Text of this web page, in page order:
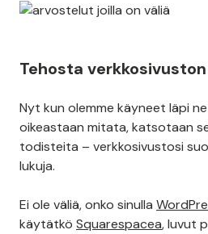
Tehosta
Nyt kun olemme käyneet läpi
oikeastaan mitata, katsotaan
todisteita – verkkosivustosi
lukuja.
Ei ole väliä, onko sinulla
käytätkö Squarespacea, luvut